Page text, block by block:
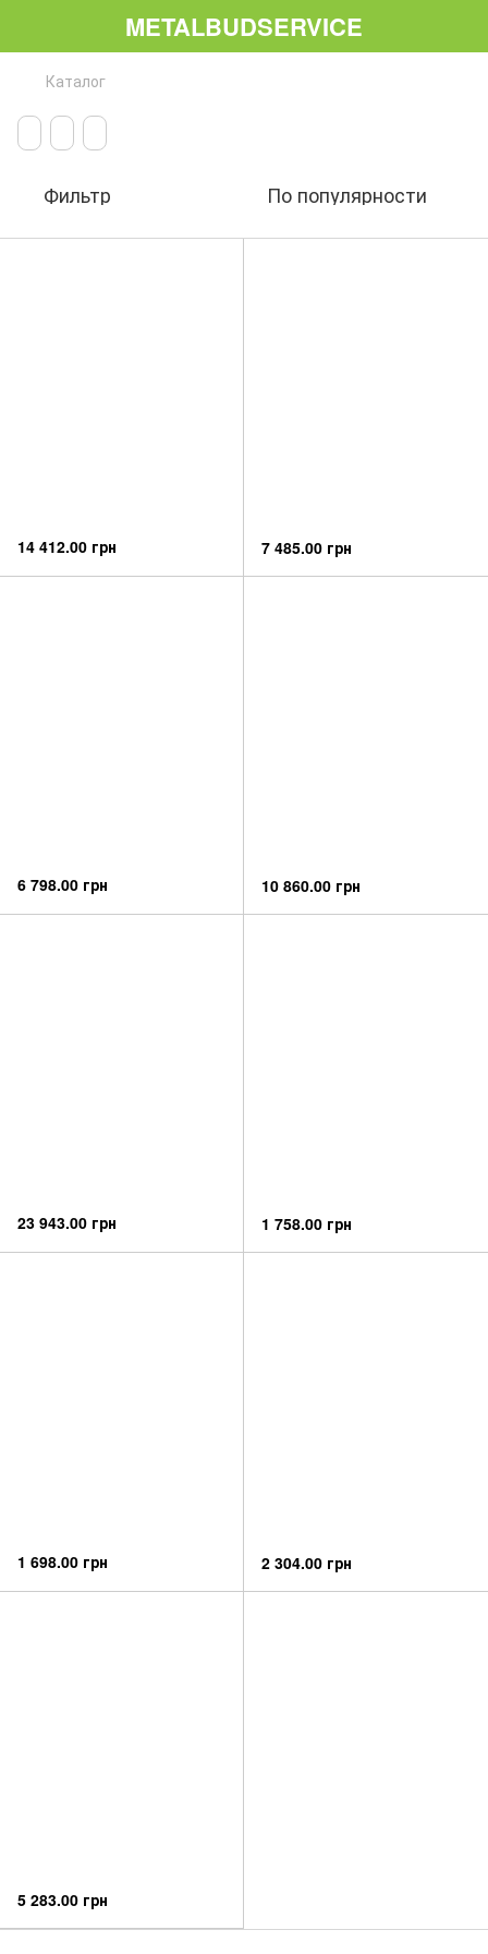
METALBUDSERVICE
Каталог
Фильтр По популярности
14 412.00 грн 7 485.00 грн
6 798.00 грн 10 860.00 грн
23 943.00 грн 1 758.00 грн
1 698.00 грн 2 304.00 грн
5 283.00 грн